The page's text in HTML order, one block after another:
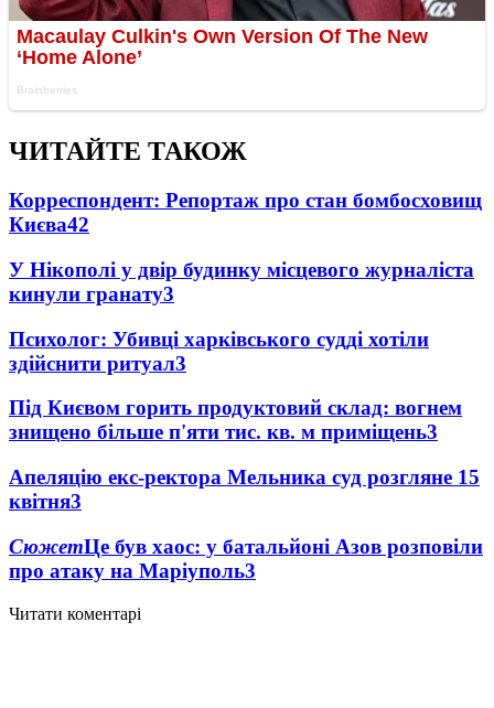
ЧИТАЙТЕ ТАКОЖ
Корреспондент: Репортаж про стан бомбосховищ
Києва42
У Нікополі у двір будинку місцевого журналіста
кинули гранату3
Психолог: Убивці харківського судді хотіли
здійснити ритуал3
Під Києвом горить продуктовий склад: вогнем
знищено більше п'яти тис. кв. м приміщень3
Апеляцію екс-ректора Мельника суд розгляне 15
квітня3
СюжетЦе був хаос: у батальйоні Азов розповіли
про атаку на Маріуполь3
Читати коментарі